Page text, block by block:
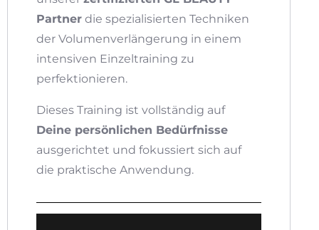
Partner die spezialisierten Techniken
der Volumenverlängerung in einem
intensiven Einzeltraining zu
perfektionieren.
Dieses Training ist vollständig auf
Deine persönlichen Bedürfnisse
ausgerichtet und fokussiert sich auf
die praktische Anwendung.